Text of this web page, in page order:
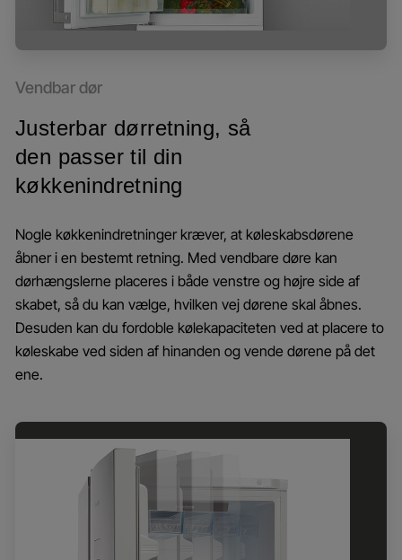
Vendbar dør
Justerbar dørretning, så
den passer til din
køkkenindretning
Nogle køkkenindretninger kræver, at køleskabsdørene
åbner i en bestemt retning. Med vendbare døre kan
dørhængslerne placeres i både venstre og højre side af
skabet, så du kan vælge, hvilken vej dørene skal åbnes.
Desuden kan du fordoble kølekapaciteten ved at placere to
køleskabe ved siden af hinanden og vende dørene på det
ene.